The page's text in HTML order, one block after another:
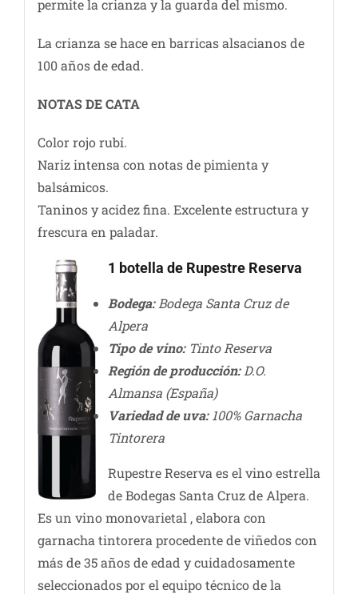
permite la crianza y la guarda del mismo.
La crianza se hace en barricas alsacianos de
100 años de edad.
NOTAS DE CATA
Color rojo rubí.
Nariz intensa con notas de pimienta y
balsámicos.
Taninos y acidez fina. Excelente estructura y
frescura en paladar.
1 botella de Rupestre Reserva
Bodega:Bodega Santa Cruz de
Alpera
Tipo de vino: Tinto Reserva
Región de producción:D.O.
Almansa (España)
Variedad de uva: 100% Garnacha
Tintorera
Rupestre Reserva es el vino estrella
de Bodegas Santa Cruz de Alpera.
Es un vino monovarietal , elabora con
garnacha tintorera procedente de viñedos con
más de 35 años de edad y cuidadosamente
seleccionados por el equipo técnico de la